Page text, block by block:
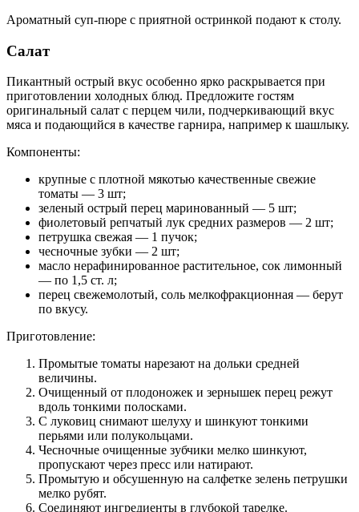
Ароматный суп-пюре с приятной остринкой подают к столу.
Салат
Пикантный острый вкус особенно ярко раскрывается при
приготовлении холодных блюд. Предложите гостям
оригинальный салат с перцем чили, подчеркивающий вкус
мяса и подающийся в качестве гарнира, например к шашлыку.
Компоненты:
крупные с плотной мякотью качественные свежие
томаты — 3 шт;
зеленый острый перец маринованный — 5 шт;
фиолетовый репчатый лук средних размеров — 2 шт;
петрушка свежая — 1 пучок;
чесночные зубки — 2 шт;
масло нерафинированное растительное, сок лимонный
— по 1,5 ст. л;
перец свежемолотый, соль мелкофракционная — берут
по вкусу.
Приготовление:
Промытые томаты нарезают на дольки средней
величины.
Очищенный от плодоножек и зернышек перец режут
вдоль тонкими полосками.
С луковиц снимают шелуху и шинкуют тонкими
перьями или полукольцами.
Чесночные очищенные зубчики мелко шинкуют,
пропускают через пресс или натирают.
Промытую и обсушенную на салфетке зелень петрушки
мелко рубят.
Соединяют ингредиенты в глубокой тарелке.